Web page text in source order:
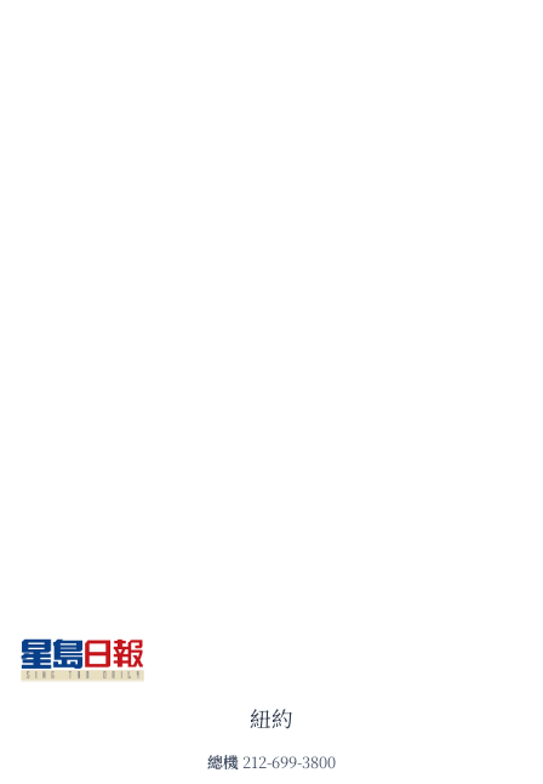
紐約
總機 212-699-3800